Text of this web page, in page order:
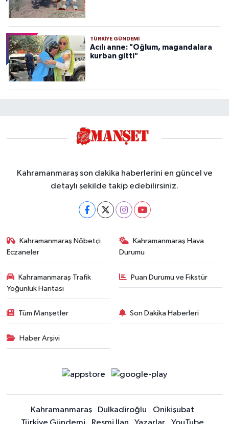
TÜRKIYE GÜNDEMI
Acılı anne: "Oğlum, magandalara
kurban gitti"
Kahramanmaraş son dakika haberlerini en güncel ve
detaylı şekilde takip edebilirsiniz.
Kahramanmaraş Nöbetçi
Eczaneler
Kahramanmaraş Hava
Durumu
Kahramanmaraş Trafik
Yoğunluk Haritası
Puan Durumu ve Fikstür
Tüm Manşetler Son Dakika Haberleri
Haber Arşivi
Kahramanmaraş Dulkadiroğlu
Onikişubat